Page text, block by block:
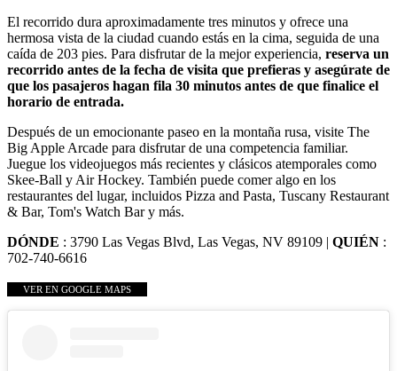
El recorrido dura aproximadamente tres minutos y ofrece una
hermosa vista de la ciudad cuando estás en la cima, seguida de una
caída de 203 pies. Para disfrutar de la mejor experiencia, reserva un
recorrido antes de la fecha de visita que prefieras y asegúrate de
que los pasajeros hagan fila 30 minutos antes de que finalice el
horario de entrada.
Después de un emocionante paseo en la montaña rusa, visite The
Big Apple Arcade para disfrutar de una competencia familiar.
Juegue los videojuegos más recientes y clásicos atemporales como
Skee-Ball y Air Hockey. También puede comer algo en los
restaurantes del lugar, incluidos Pizza and Pasta, Tuscany Restaurant
& Bar, Tom's Watch Bar y más.
DÓNDE : 3790 Las Vegas Blvd, Las Vegas, NV 89109 | QUIÉN :
702-740-6616
VER EN GOOGLE MAPS